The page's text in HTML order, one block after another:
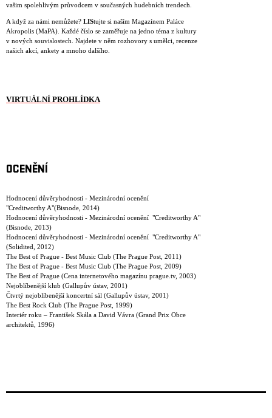
vašim spolehlivým průvodcem v současných hudebních trendech.
A když za námi nemůžete? LIStujte si naším Magazínem Paláce
Akropolis (MaPA). Každé číslo se zaměřuje na jedno téma z kultury
v nových souvislostech. Najdete v něm rozhovory s umělci, recenze
našich akcí, ankety a mnoho dalšího.
VIRTUÁLNÍ PROHLÍDKA
OCENĚNÍ
Hodnocení důvěryhodnosti - Mezinárodní ocenění
"Creditworthy A"(Bisnode, 2014)
Hodnocení důvěryhodnosti - Mezinárodní ocenění "Creditworthy A"
(Bisnode, 2013)
Hodnocení důvěryhodnosti - Mezinárodní ocenění "Creditworthy A"
(Solidited, 2012)
The Best of Prague - Best Music Club (The Prague Post, 2011)
The Best of Prague - Best Music Club (The Prague Post, 2009)
The Best of Prague (Cena internetového magazínu prague.tv, 2003)
Nejoblíbenější klub (Gallupův ústav, 2001)
Čtvrtý nejoblíbenější koncertní sál (Gallupův ústav, 2001)
The Best Rock Club (The Prague Post, 1999)
Interiér roku – František Skála a David Vávra (Grand Prix Obce
architektů, 1996)